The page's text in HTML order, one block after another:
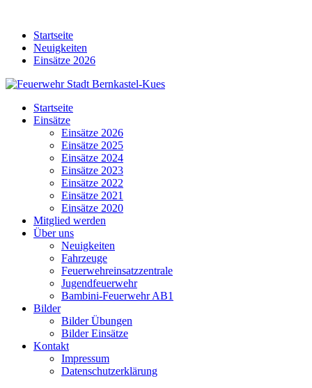
contentStartseite
Neuigkeiten
Einsätze 2026
Startseite
Einsätze
Einsätze 2026
Einsätze 2025
Einsätze 2024
Einsätze 2023
Einsätze 2022
Einsätze 2021
Einsätze 2020
Mitglied werden
Über uns
Neuigkeiten
Fahrzeuge
Feuerwehreinsatzzentrale
Jugendfeuerwehr
Bambini-Feuerwehr AB1
Bilder
Bilder Übungen
Bilder Einsätze
Kontakt
Impressum
Datenschutzerklärung